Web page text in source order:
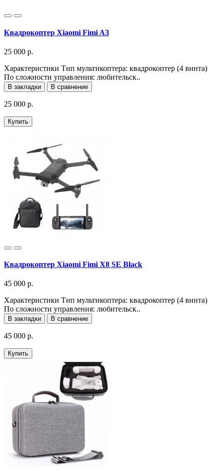
Квадрокоптер Xiaomi Fimi A3
25 000 р.
Характеристики Тип мультикоптера: квадрокоптер (4 винта)
По сложности управления: любительск..
В закладки В сравнение
25 000 р.
Купить
Квадрокоптер Xiaomi Fimi X8 SE Black
45 000 р.
Характеристики Тип мультикоптера: квадрокоптер (4 винта)
По сложности управления: любительск..
В закладки В сравнение
45 000 р.
Купить